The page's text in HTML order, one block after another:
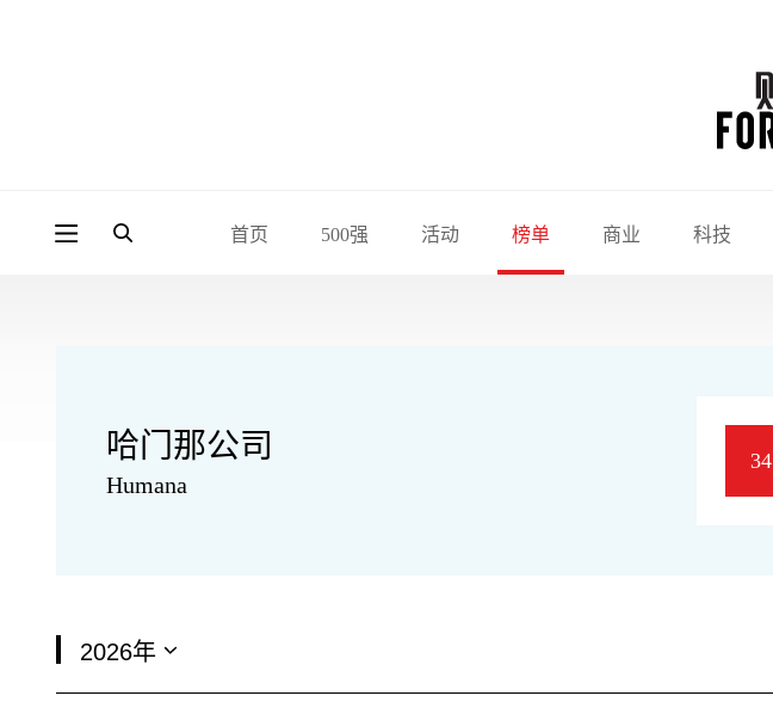
首页 500强 活动 榜单 商业 科技
哈门那公司
Humana
34